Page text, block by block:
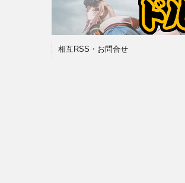
相互RSS・お問合せ